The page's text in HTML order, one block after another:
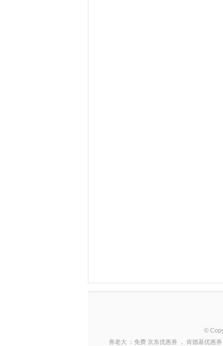
©
券老大
：免费 京东优惠券 ， 肯德基优惠券